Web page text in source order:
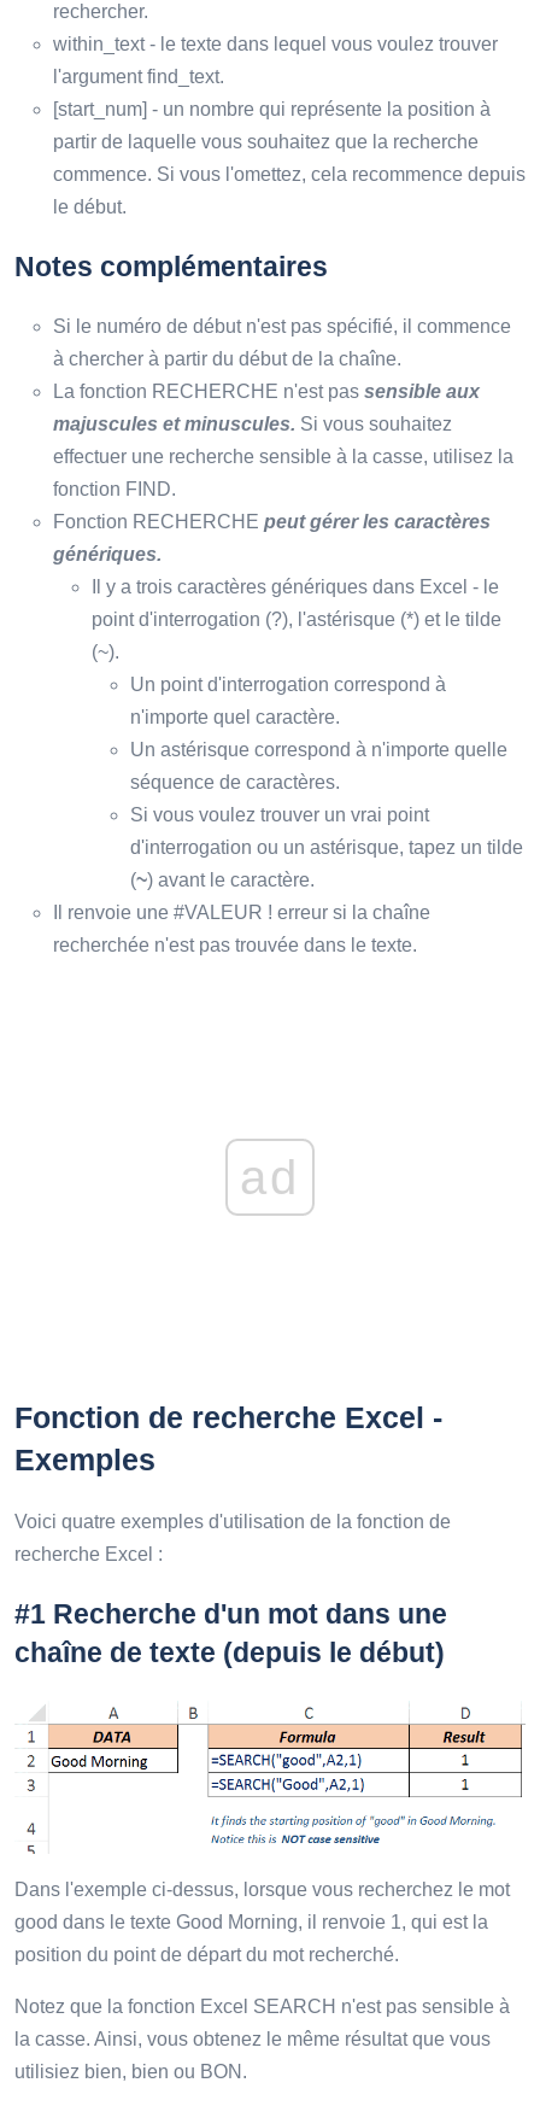
rechercher.
within_text - le texte dans lequel vous voulez trouver
l'argument find_text.
[start_num] - un nombre qui représente la position à
partir de laquelle vous souhaitez que la recherche
commence. Si vous l'omettez, cela recommence depuis
le début.
Notes complémentaires
Si le numéro de début n'est pas spécifié, il commence
à chercher à partir du début de la chaîne.
La fonction RECHERCHE n'est pas sensible aux
majuscules et minuscules. Si vous souhaitez
effectuer une recherche sensible à la casse, utilisez la
fonction FIND.
Fonction RECHERCHE peut gérer les caractères
génériques.
Il y a trois caractères génériques dans Excel - le
point d'interrogation (?), l'astérisque (*) et le tilde
(~).
Un point d'interrogation correspond à
n'importe quel caractère.
Un astérisque correspond à n'importe quelle
séquence de caractères.
Si vous voulez trouver un vrai point
d'interrogation ou un astérisque, tapez un tilde
(~) avant le caractère.
Il renvoie une #VALEUR ! erreur si la chaîne
recherchée n'est pas trouvée dans le texte.
ad
Fonction de recherche Excel -
Exemples
Voici quatre exemples d'utilisation de la fonction de
recherche Excel :
#1 Recherche d'un mot dans une
chaîne de texte (depuis le début)
Dans l'exemple ci-dessus, lorsque vous recherchez le mot
good dans le texte Good Morning, il renvoie 1, qui est la
position du point de départ du mot recherché.
Notez que la fonction Excel SEARCH n'est pas sensible à
la casse. Ainsi, vous obtenez le même résultat que vous
utilisiez bien, bien ou BON.